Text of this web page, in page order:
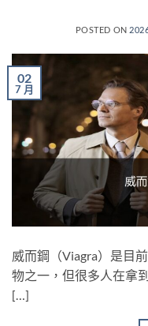
POSTED ON
02
7 月
威而鋼（Viagra）是目
物之一，但很多人在拿
[…]